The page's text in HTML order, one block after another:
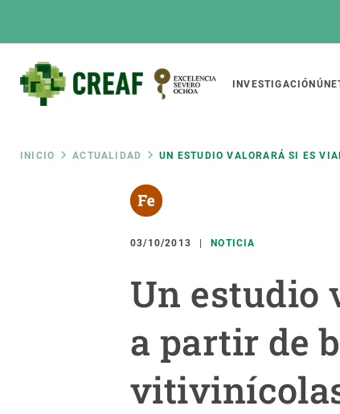
Main
INVESTIGACIÓN
Ruta
INICIO ACTUALIDAD UN ESTUDIO VALORARÁ SI ES
03/10/2013 NOTICIA
Un estudio
a partir de
Featured
responsive
Responsive
menu
SOBRE NOSOTROS
Organización institucional